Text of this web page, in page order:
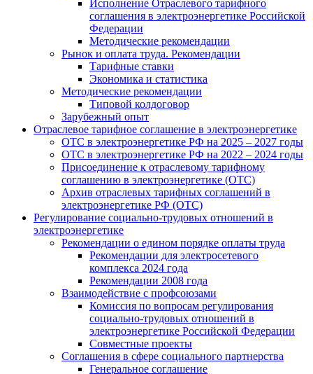
Исполнение Отраслевого тарифного
соглашения в электроэнергетике Российской
Федерации
Методические рекомендации
Рынок и оплата труда. Рекомендации
Тарифные ставки
Экономика и статистика
Методические рекомендации
Типовой колдоговор
Зарубежный опыт
Отраслевое тарифное соглашение в электроэнергетике
ОТС в электроэнергетике РФ на 2025 – 2027 годы
ОТС в электроэнергетике РФ на 2022 – 2024 годы
Присоединение к отраслевому тарифному
соглашению в электроэнергетике (ОТС)
Архив отраслевых тарифных соглашений в
электроэнергетике РФ (ОТС)
Регулирование социально-трудовых отношений в
электроэнергетике
Рекомендации о едином порядке оплаты труда
Рекомендации для электросетевого
комплекса 2024 года
Рекомендации 2008 года
Взаимодействие с профсоюзами
Комиссия по вопросам регулирования
социально-трудовых отношений в
электроэнергетике Российской Федерации
Совместные проекты
Соглашения в сфере социального партнерства
Генеральное соглашение